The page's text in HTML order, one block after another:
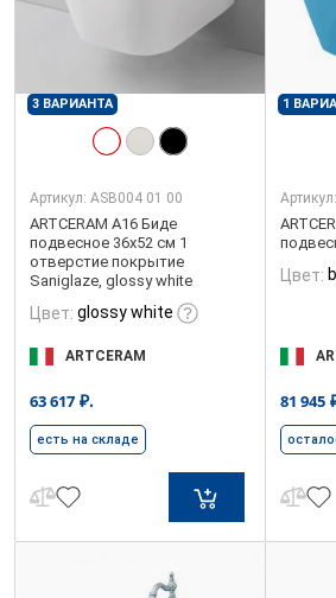
3 ВАРИАНТА
Артикул: ASB004 01 00
ARTCERAM A16 Биде
подвесное 36х52 см 1
отверстие покрытие
Saniglaze, glossy white
Цвет: glossy white
ARTCERAM
63 617 ₽.
есть на складе
1
Артикул:
Цвет:
81 945